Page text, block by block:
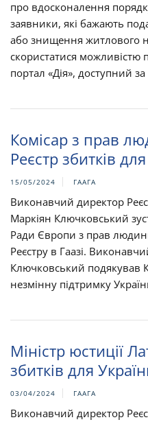
про вдосконалення
заявники, які бажають
або знищення житлового
скористатися можливістю
портал «Дія», доступний
Комісар з прав
Реєстр збитків
15/05/2024 ГААГА
Виконавчий директор
Маркіян Ключковський
Ради Європи з прав
Реєстру в Гаазі.
Ключковський подякував
незмінну підтримку
Міністр юстиції
збитків для
03/04/2024 ГААГА
Виконавчий директор